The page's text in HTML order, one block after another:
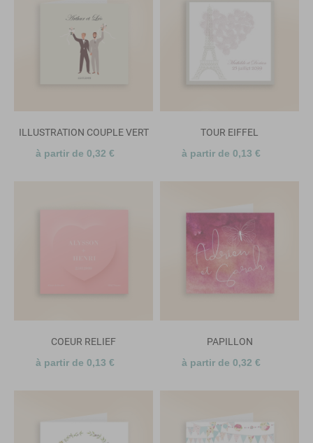
ILLUSTRATION COUPLE VERT
à partir de 0,32 €
TOUR EIFFEL
à partir de 0,13 €
COEUR RELIEF
à partir de 0,13 €
PAPILLON
à partir de 0,32 €